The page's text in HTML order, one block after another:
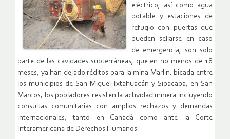
eléctrico; así como agua
potable y estaciones de
refugio con puertas que
pueden sellarse en caso
de emergencia, son solo
parte de las cavidades subterráneas, que en no menos de 18
meses, ya han dejado réditos para la mina Marlin. bicada entre
los municipios de San Miguel Ixtahuacán y Sipacapa, en San
Marcos, los pobladores resisten la actividad minera incluyendo
consultas comunitarias con amplios rechazos y demandas
internacionales, tanto en Canadá como ante la Corte
Interamericana de Derechos Humanos.